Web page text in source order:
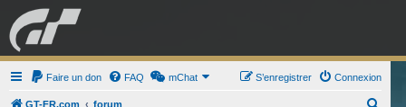
GRAN TURISMO FORUM
Faire un don FAQ mChat Connexion
S’enregistrer
GT-FR.com forum